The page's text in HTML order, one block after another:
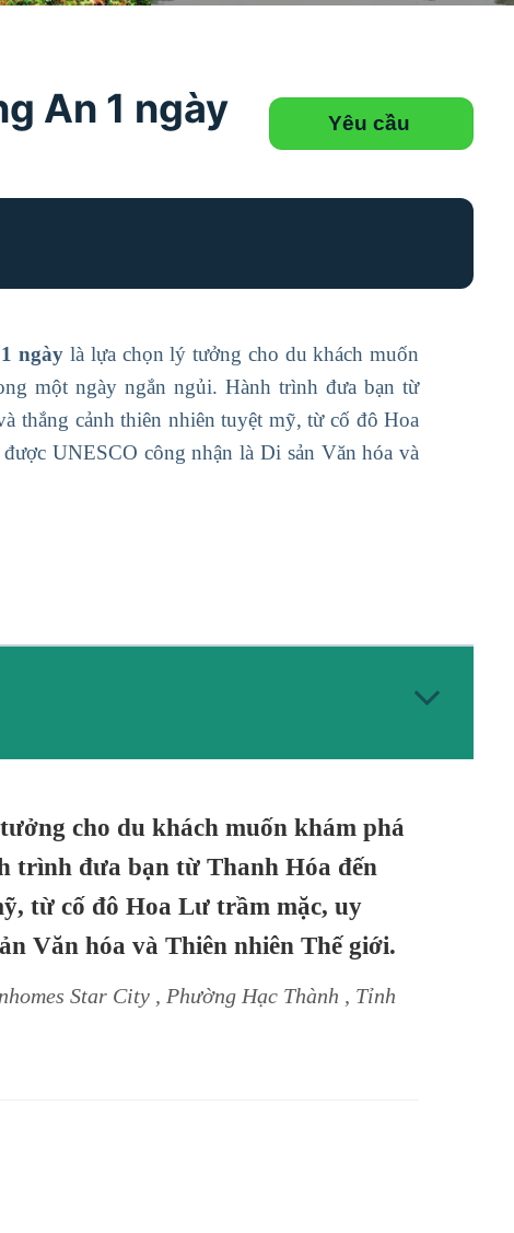
An 1 ngày Yêu cầu
ngày là lựa chọn lý tưởng cho du khách muốn
một ngày ngắn ngủi. Hành trình đưa bạn từ
thắng cảnh thiên nhiên tuyệt mỹ, từ cố đô Hoa
UNESCO công nhận là Di sản Văn hóa và
cho du khách muốn khám phá
trình đưa bạn từ Thanh Hóa đến
từ cố đô Hoa Lư trầm mặc, uy
Văn hóa và Thiên nhiên Thế giới.
Star City , Phường Hạc Thành , Tỉnh